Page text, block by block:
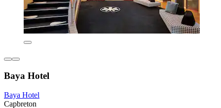
Baya Hotel
Baya Hotel
Capbreton